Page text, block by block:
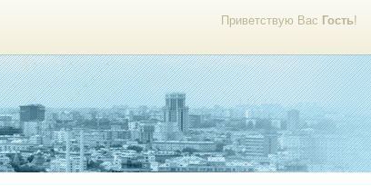
Приветствую Вас Гость!